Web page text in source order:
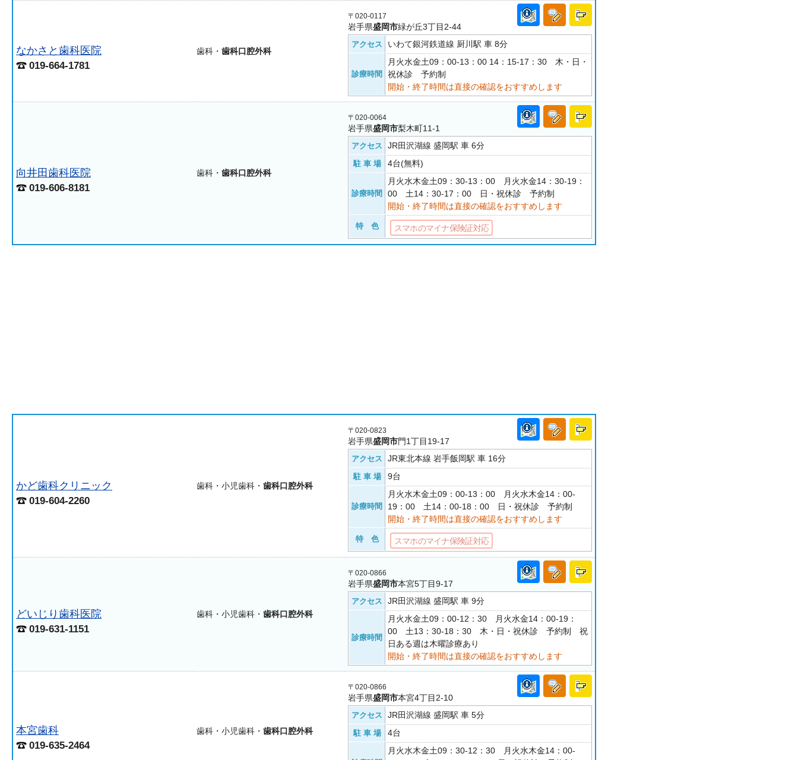
なかさと歯科医院
019-664-1781
歯科・ 歯科口腔外科
〒020-0117
岩手県盛岡市緑が丘3丁目2-44
アクセス いわて銀河鉄道線 厨川駅 車 8分
診療時間
月火水金土09：00-13：00 14：15-17：30 木・日・
祝休診 予約制
開始・終了時間は直接の確認をおすすめします
向井田歯科医院
019-606-8181
歯科・ 歯科口腔外科
〒020-0064
岩手県盛岡市梨木町11-1
アクセス JR田沢湖線 盛岡駅 車 6分
駐 車 場 4台(無料)
診療時間
月火水木金土09：30-13：00 月火水金14：30-19：
00 土14：30-17：00 日・祝休診 予約制
開始・終了時間は直接の確認をおすすめします
特 色 スマホのマイナ保険証対応
かど歯科クリニック
019-604-2260
歯科・小児歯科・ 歯科口腔外科
〒020-0823
岩手県盛岡市門1丁目19-17
アクセス JR東北本線 岩手飯岡駅 車 16分
駐 車 場 9台
診療時間
月火水木金土09：00-13：00 月火水木金14：00-
19：00 土14：00-18：00 日・祝休診 予約制
開始・終了時間は直接の確認をおすすめします
特 色 スマホのマイナ保険証対応
どいじり歯科医院
019-631-1151
歯科・小児歯科・ 歯科口腔外科
〒020-0866
岩手県盛岡市本宮5丁目9-17
アクセス JR田沢湖線 盛岡駅 車 9分
診療時間
月火水金土09：00-12：30 月火水金14：00-19：
00 土13：30-18：30 木・日・祝休診 予約制 祝
日ある週は木曜診療あり
開始・終了時間は直接の確認をおすすめします
本宮歯科
019-635-2464
歯科・小児歯科・ 歯科口腔外科
〒020-0866
岩手県盛岡市本宮4丁目2-10
アクセス JR田沢湖線 盛岡駅 車 5分
駐 車 場 4台
月火水木金土09：30-12：30 月火水木金14：00-